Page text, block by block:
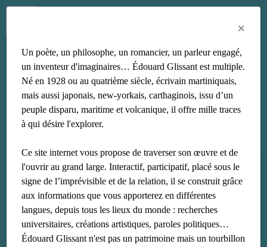
wilfredo lam
×
Un poète, un philosophe, un romancier, un parleur engagé,
un inventeur d'imaginaires… Édouard Glissant est multiple.
Né en 1928 ou au quatrième siècle, écrivain martiniquais,
mais aussi japonais, new-yorkais, carthaginois, issu d’un
peuple disparu, maritime et volcanique, il offre mille traces
à qui désire l'explorer.
Ce site internet vous propose de traverser son œuvre et de
l'ouvrir au grand large. Interactif, participatif, placé sous le
signe de l’imprévisible et de la relation, il se construit grâce
aux informations que vous apporterez en différentes
langues, depuis tous les lieux du monde : recherches
universitaires, créations artistiques, paroles politiques…
Édouard Glissant n'est pas un patrimoine mais un tourbillon